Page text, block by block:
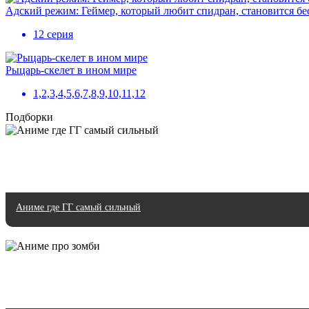
Адский режим: Геймер, который любит спидран, становится
12 серия
Рыцарь-скелет в ином мире
1,2,3,4,5,6,7,8,9,10,11,12
Подборки
Аниме где ГГ самый сильный